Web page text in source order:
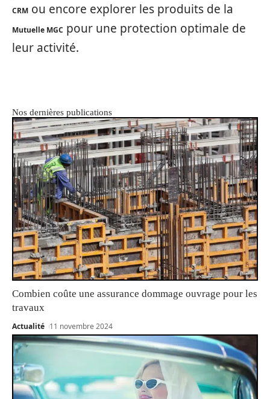
CRM ou encore explorer les produits de la
Mutuelle MGC pour une protection optimale de
leur activité.
Nos dernières publications
Combien coûte une assurance dommage ouvrage pour les
travaux
Actualité 11 novembre 2024